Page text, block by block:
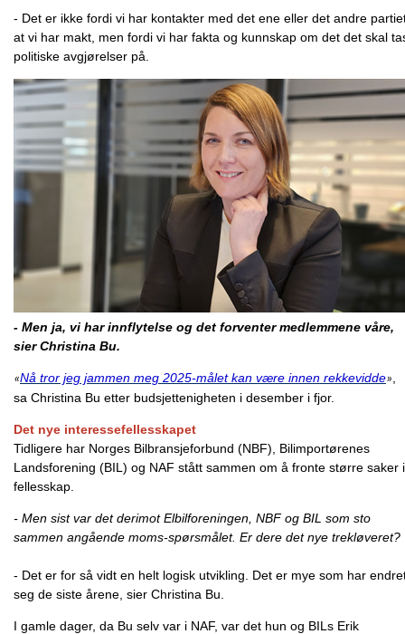
- Det er ikke fordi vi har kontakter med det ene eller det andre
at vi har makt, men fordi vi har fakta og kunnskap om det det skal
politiske avgjørelser på.
- Men ja, vi har innflytelse og det forventer medlemmene våre,
sier Christina Bu.
«Nå tror jeg jammen meg 2025-målet kan være innen rekkevidde»
sa Christina Bu etter budsjettenigheten i desember i fjor.
Det nye interessefellesskapet
Tidligere har Norges Bilbransjeforbund (NBF), Bilimportørenes
Landsforening (BIL) og NAF stått sammen om å fronte større saker i
fellesskap.
- Men sist var det derimot Elbilforeningen, NBF og BIL som sto
sammen angående moms-spørsmålet. Er dere det nye trekløveret?
- Det er for så vidt en helt logisk utvikling. Det er mye som har
seg de siste årene, sier Christina Bu.
I gamle dager, da Bu selv var i NAF, var det hun og BILs Erik